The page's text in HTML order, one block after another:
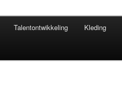
Talentontwikkeling Kleding